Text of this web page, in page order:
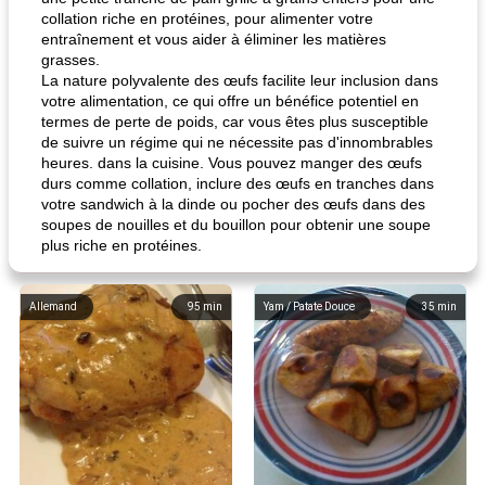
collation riche en protéines, pour alimenter votre
entraînement et vous aider à éliminer les matières
grasses.
La nature polyvalente des œufs facilite leur inclusion dans
votre alimentation, ce qui offre un bénéfice potentiel en
termes de perte de poids, car vous êtes plus susceptible
de suivre un régime qui ne nécessite pas d'innombrables
heures. dans la cuisine. Vous pouvez manger des œufs
durs comme collation, inclure des œufs en tranches dans
votre sandwich à la dinde ou pocher des œufs dans des
soupes de nouilles et du bouillon pour obtenir une soupe
plus riche en protéines.
95 min
Allemand 35 min
Yam / Patate Douce